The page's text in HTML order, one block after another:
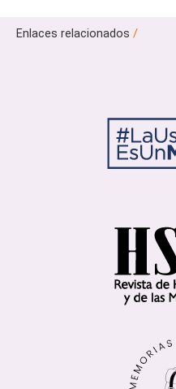
Enlaces relacionados /